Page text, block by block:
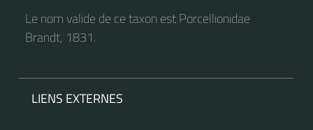
Le nom valide de ce taxon est Porcellionidae
Brandt, 1831.
LIENS EXTERNES